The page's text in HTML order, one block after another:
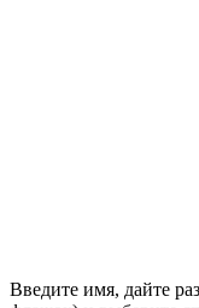
Введите имя, дайте